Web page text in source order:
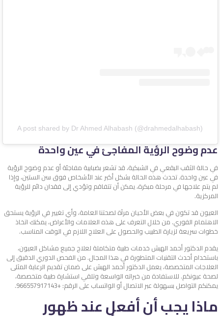
A post shared by Dr Ahmed Alhabash (@drahmedalhabash)
عدم وضوح الرؤية المفاجئ في عين واحدة
في حالة الثقب البقعي في الشبكية، قد تشعر بضبابية مفاجئة أو عدم وضوح الرؤية
في عين واحدة. تحدث هذه الحالة بشكل أكبر عند الأشخاص فوق سن الستين، وإذا
لم يتم علاجها في مرحلة مبكرة، يمكن أن تتفاقم وتؤدي إلى فقدان دائم للرؤية
المركزية.
العيون قد تكون في بعض الأحيان مرآة لصحتنا العامة، وأي تغيير في الرؤية يستحق
الاهتمام الفوري. من خلال التعرف على هذه العلامات والأعراض، يمكنك اتخاذ
خطوات سريعة لزيارة الطبيب والحصول على العلاج اللازم في الوقت المناسب.
يقدم الدكتور أحمد الهبش خدمات طبية متكاملة لعلاج جميع مشاكل العيون،
باستخدام أحدث التقنيات المتطورة في هذا المجال. من الفحص الدوري الدقيق إلى
العلاجات المتخصصة، يعمل الدكتور أحمد الهبش على ضمان تقديم الرعاية المثلى
لصحة عيونكم. للاستفادة من خبراته الواسعة وتلقي استشارة طبية متخصصة،
يمكنكم التواصل بسهولة عبر الاتصال أو الواتساب على الرقم: +966557917143.
ماذا يجب أن أفعل عند ظهور